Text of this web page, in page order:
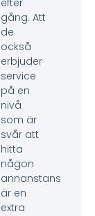
efter
gång. Att
de
också
erbjuder
service
på en
nivå
som är
svår att
hitta
någon
annanstans
är en
extra